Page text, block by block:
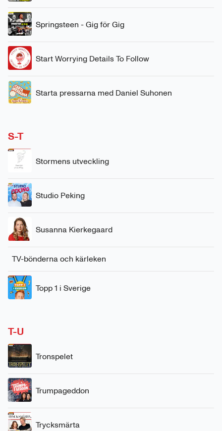
Springsteen - Gig för Gig
Start Worrying Details To Follow
Starta pressarna med Daniel Suhonen
S-T
Stormens utveckling
Studio Peking
Susanna Kierkegaard
TV-bönderna och kärleken
Topp 1 i Sverige
T-U
Tronspelet
Trumpageddon
Trycksmärta